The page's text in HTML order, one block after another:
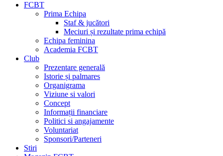
FCBT
Prima Echipa
Staf & jucători
Meciuri și rezultate prima echipă
Echipa feminina
Academia FCBT
Club
Prezentare generală
Istorie și palmares
Organigrama
Viziune si valori
Concept
Informații financiare
Politici si angajamente
Voluntariat
Sponsori/Parteneri
Stiri